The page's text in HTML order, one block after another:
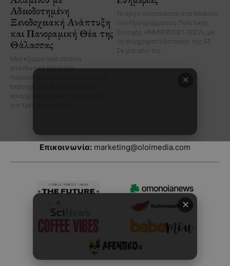
Επικοινωνία: marketing@oloimedia.com
✕